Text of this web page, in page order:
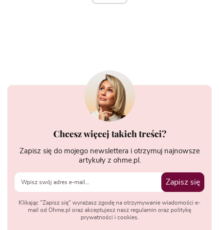
Chcesz więcej takich treści?
Zapisz się do mojego newslettera i otrzymuj najnowsze
artykuły z ohme.pl.
Zapisz się
Klikając "Zapisz się" wyrażasz zgodę na otrzymywanie wiadomości e-
mail od Ohme.pl oraz akceptujesz nasz regulamin oraz politykę
prywatności i cookies.